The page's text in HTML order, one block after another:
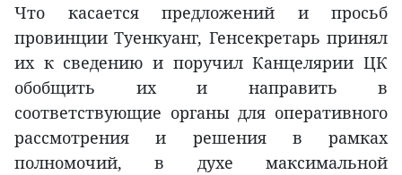
Что касается предложений и просьб
провинции Туенкуанг, Генсекретарь принял
их к сведению и поручил Канцелярии ЦК
обобщить их и направить в
соответствующие органы для оперативного
рассмотрения и решения в рамках
полномочий, в духе максимальной